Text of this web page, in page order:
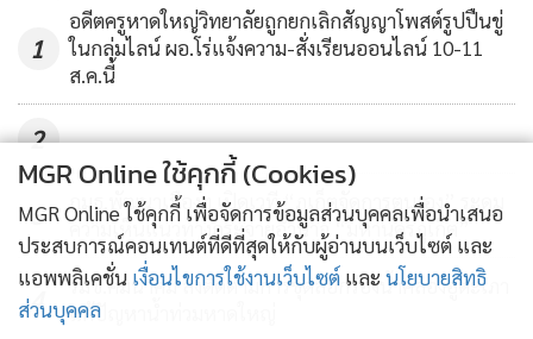
โดยองค์การบริหารส่วนจังหวัดชุมพร กำหนดจัดงานแข่งขันเรือ
ยาวประเพณีขึ้นโขนชิงธง จังหวัดชุมพร ประจำปี 2568 ระหว่าง
วันที่ 10 – 14 กันยายน 2568 ณ คลองในหลวง หัววัง-พนังตัก
ตำบลนาชะอัง อ.เมือง จ.ชุมพร การจัดงานในครั้งนี้มี
วัตถุประสงค์เพื่อเฉลิมพระเกียรติพระบาทสมเด็จพระเจ้าอยู่หัว
สืบสานพระราชปณิธานในการอนุรักษ์ฟื้นฟูแม่น้ำลำคลอง
ตลอดจนเป็นการธำรงรักษาศิลปวัฒนธรรมอันดีงามของท้องถิ่น
ส่งเสริมความรัก ความสามัคคีในหมู่ประชาชน และสนับสนุนการ
ท่องเที่ยวเชิงวัฒนธรรมของจังหวัดชุมพร
1
อดีตครูหาดใหญ่วิทยาลัยถูกยกเลิกสัญญาโพสต์รูปปืนขู่
ในกลุ่มไลน์ ผอ.โร่แจ้งความ-สั่งเรียนออนไลน์ 10-11
ส.ค.นี้
2
3
กมธ.พัฒนาเมืองฯ เปิดเวที “ภูเก็ตจัดการตนเอง” ระดม
ความเห็นแนวทางกระจายอำนาจ “มหานครภูเก็ต”
4
รมช.คมนาคม ลงติดตามการขุดลอกร่องน้ำคลองอู่ตะเภา
แก้ปัญหาน้ำท่วมหาดใหญ่
MGR Online ใช้คุกกี้ (Cookies)
MGR Online ใช้คุกกี้ เพื่อจัดการข้อมูลส่วนบุคคลเพื่อนำเสนอ
ประสบการณ์คอนเทนต์ที่ดีที่สุดให้กับผู้อ่านบนเว็บไซต์ และ
แอพพลิเคชั่น เงื่อนไขการใช้งานเว็บไซต์ และ นโยบายสิทธิ
ส่วนบุคคล